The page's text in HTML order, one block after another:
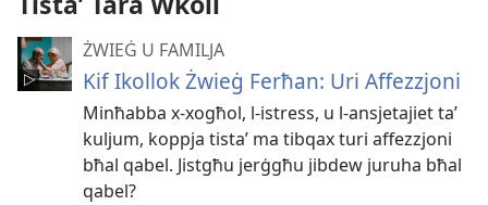
ŻWIEĠ U FAMILJA
Kif Ikollok Żwieġ Ferħan: Uri Affezzjoni
Minħabba x-xogħol, l-istress, u l-ansjetajiet taʼ
kuljum, koppja tistaʼ ma tibqax turi affezzjoni
bħal qabel. Jistgħu jerġgħu jibdew juruha bħal
qabel?